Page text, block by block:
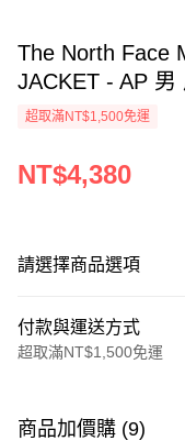
The North Face
JACKET - AP 男
超取滿NT$1,500免運
NT$4,380
請選擇商品選項
付款與運送方式
超取滿NT$1,500免運
信用卡一次付款
商品加價購 (9)